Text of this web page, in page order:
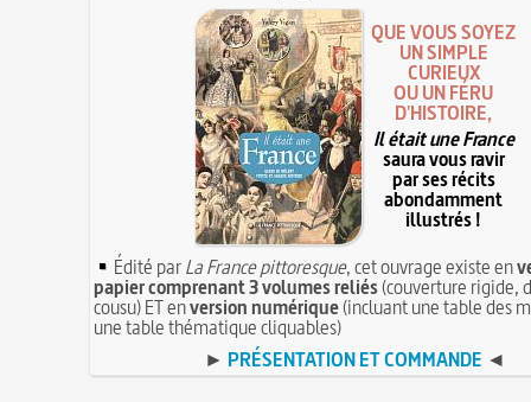
QUE VOUS SOYEZ
UN SIMPLE
CURIEUX
OU UN FÉRU
D'HISTOIRE,
Il était une France
saura vous ravir
par ses récits
abondamment
illustrés !
Édité parLa France pittoresque, cet ouvrage existe en
papier comprenant 3 volumes reliés(couverture rigide,
cousu) ET enversion numérique(incluant une table des
une table thématique cliquables)
► PRÉSENTATION ET COMMANDE ◄